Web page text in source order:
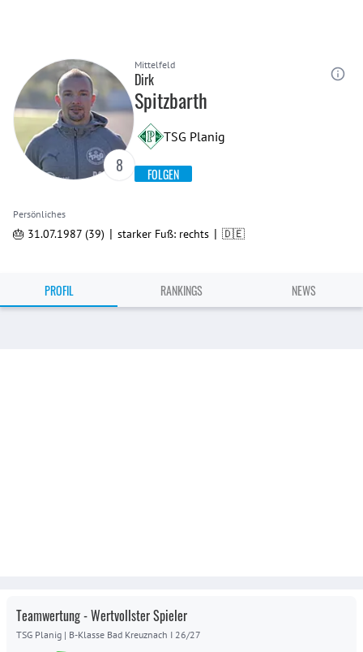
8
Mittelfeld
Dirk
Spitzbarth
TSG Planig
FOLGEN
Persönliches
🎂 31.07.1987 (39) | starker Fuß: rechts | 🇩🇪
PROFIL RANKINGS NEWS
Teamwertung - Wertvollster Spieler
TSG Planig | B-Klasse Bad Kreuznach I 26/27